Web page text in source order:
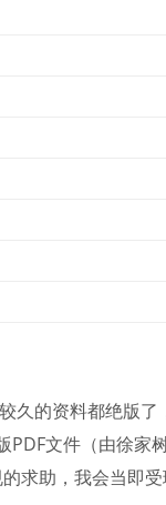
的资料都绝版了
PDF文件（由徐家
求助，我会当即受